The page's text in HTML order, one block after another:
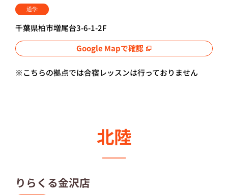
通学
千葉県柏市増尾台3-6-1-2F
Google Mapで確認
※こちらの拠点では合宿レッスンは行っておりません
北陸
りらくる金沢店